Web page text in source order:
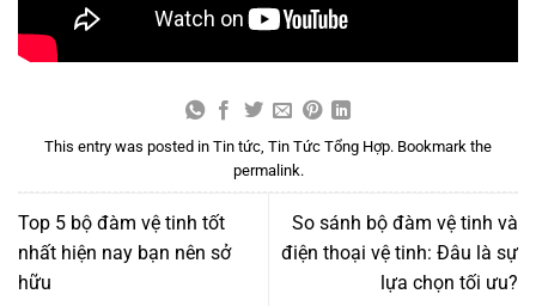
This entry was posted in Tin tức Tin Tức Tổng Hợp. Bookmark the
permalink.
Top 5 bộ đàm vệ tinh tốt
nhất hiện nay bạn nên sở
hữu
So sánh bộ đàm vệ tinh và
điện thoại vệ tinh: Đâu là sự
lựa chọn tối ưu?